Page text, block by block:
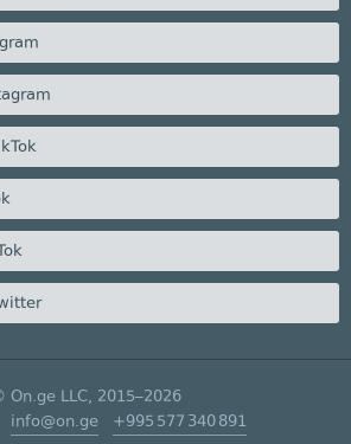
On.ge LLC, 2015–2026
info@on.ge +995 577 340 891